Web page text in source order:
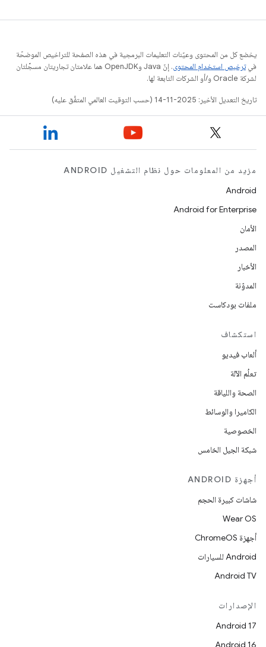
يخضع كل من المحتوى وعيّنات التعليمات البرمجية في هذه الصفحة للتراخيص الموضحّة
فيترخيص استخدام المحتوى
. إنّ Java وOpenJDK هما علامتان تجاريتان مسجَّلتان
لشركة Oracle و/أو الشركات التابعة لها.
تاريخ التعديل الأخير: 2025-11-14 (حسب التوقيت العالمي المتفَّق عليه)
مزيد من المعلومات حول نظام التشغيل ANDROID
Android
Android for Enterprise
الأمان
المصدر
الأخبار
المدوّنة
ملفات بودكاست
استكشاف
ألعاب فيديو
تعلُم الآلة
الصحة واللياقة
الكاميرا والوسائط
الخصوصية
شبكة الجيل الخامس
أجهزة ANDROID
شاشات كبيرة الحجم
Wear OS
أجهزة ChromeOS
Android للسيارات
Android TV
الإصدارات
Android 17
Android 16